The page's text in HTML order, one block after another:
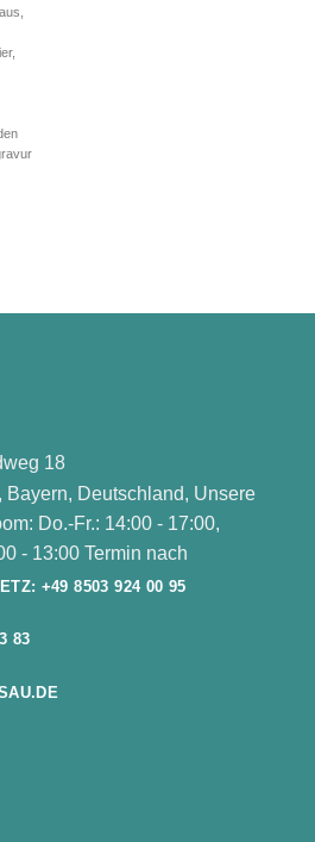
18
Deutschland, Unsere
Do.-Fr.: 14:00 - 17:00,
- 13:00 Termin nach
+49 8503 924 00 95
83